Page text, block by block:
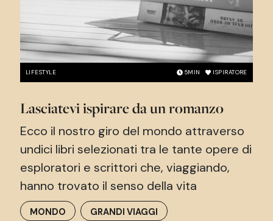
LIFESTYLE 5MIN ISPIRATORE
Lasciatevi ispirare da un romanzo
Ecco il nostro giro del mondo attraverso
undici libri selezionati tra le tante opere di
esploratori e scrittori che, viaggiando,
hanno trovato il senso della vita
MONDO GRANDI VIAGGI